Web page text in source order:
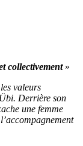
collectivement»
valeurs
Derrière son
une femme